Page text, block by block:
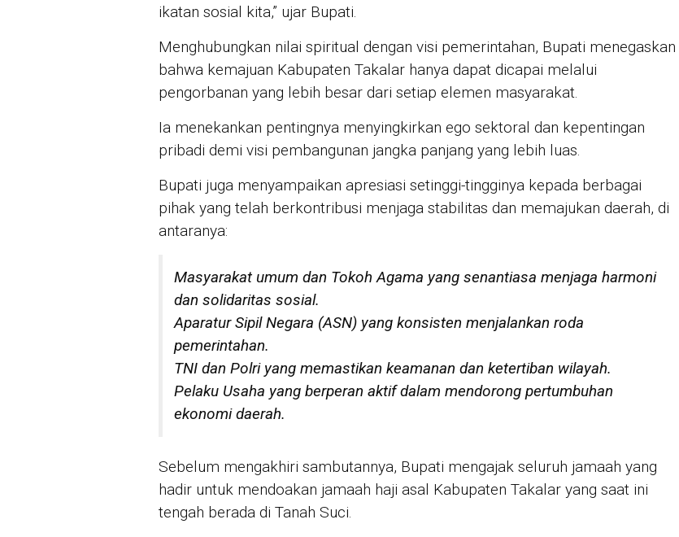
ikatan sosial kita,” ujar Bupati.
Menghubungkan nilai spiritual dengan visi pemerintahan, Bupati menegaskan
bahwa kemajuan Kabupaten Takalar hanya dapat dicapai melalui
pengorbanan yang lebih besar dari setiap elemen masyarakat.
Ia menekankan pentingnya menyingkirkan ego sektoral dan kepentingan
pribadi demi visi pembangunan jangka panjang yang lebih luas.
Bupati juga menyampaikan apresiasi setinggi-tingginya kepada berbagai
pihak yang telah berkontribusi menjaga stabilitas dan memajukan daerah, di
antaranya:
Masyarakat umum dan Tokoh Agama yang senantiasa menjaga harmoni
dan solidaritas sosial.
Aparatur Sipil Negara (ASN) yang konsisten menjalankan roda
pemerintahan.
TNI dan Polri yang memastikan keamanan dan ketertiban wilayah.
Pelaku Usaha yang berperan aktif dalam mendorong pertumbuhan
ekonomi daerah.
Sebelum mengakhiri sambutannya, Bupati mengajak seluruh jamaah yang
hadir untuk mendoakan jamaah haji asal Kabupaten Takalar yang saat ini
tengah berada di Tanah Suci.